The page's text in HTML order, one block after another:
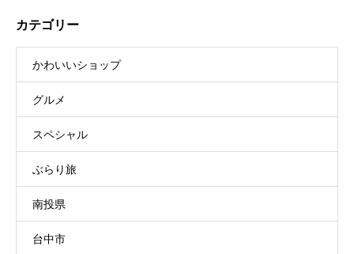
カテゴリー
かわいいショップ
グルメ
スペシャル
ぶらり旅
南投県
台中市